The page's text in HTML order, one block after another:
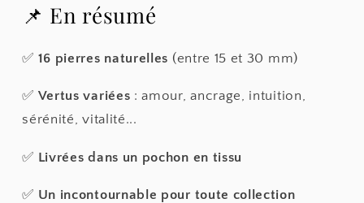
📌 En résumé
✅ 16 pierres naturelles (entre 15 et 30 mm)
✅ Vertus variées : amour, ancrage, intuition,
sérénité, vitalité...
✅ Livrées dans un pochon en tissu
✅ Un incontournable pour toute collection